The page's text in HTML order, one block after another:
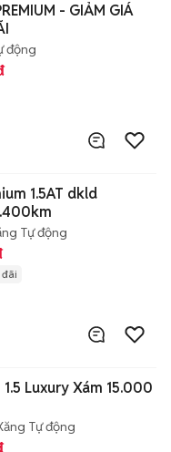
- GIẢM GIÁ
động
1.5AT dkld
Tự động
đãi
Luxury Xám 15.000
Tự động